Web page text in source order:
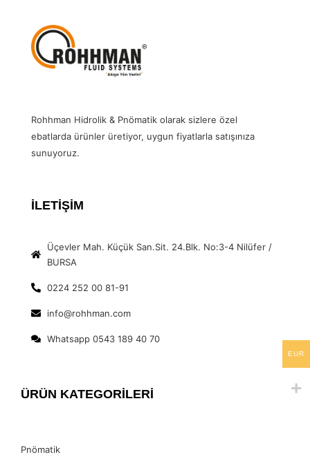
Rohhman Hidrolik & Pnömatik olarak sizlere özel
ebatlarda ürünler üretiyor, uygun fiyatlarla satışınıza
sunuyoruz.
İLETİŞİM
Üçevler Mah. Küçük San.Sit. 24.Blk. No:3-4 Nilüfer /
BURSA
0224 252 00 81-91
info@rohhman.com
Whatsapp 0543 189 40 70
ÜRÜN KATEGORİLERİ
Pnömatik
EUR